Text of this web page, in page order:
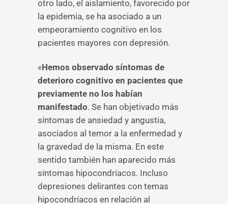
otro lado, el aislamiento, favorecido por
la epidemia, se ha asociado a un
empeoramiento cognitivo en los
pacientes mayores con depresión.
«Hemos observado síntomas de
deterioro cognitivo en pacientes que
previamente no los habían
manifestado. Se han objetivado más
síntomas de ansiedad y angustia,
asociados al temor a la enfermedad y
la gravedad de la misma. En este
sentido también han aparecido más
síntomas hipocondríacos. Incluso
depresiones delirantes con temas
hipocondríacos en relación al